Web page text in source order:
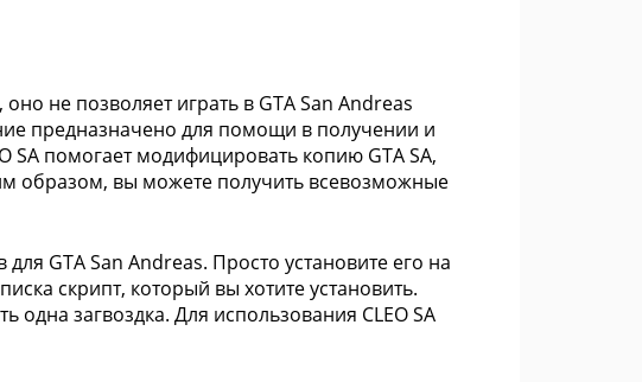
не позволяет играть в GTA San Andreas
предназначено для помощи в получении и
SA помогает модифицировать копию GTA SA,
образом, вы можете получить всевозможные
GTA San Andreas. Просто установите его на
скрипт, который вы хотите установить.
одна загвоздка. Для использования CLEO SA